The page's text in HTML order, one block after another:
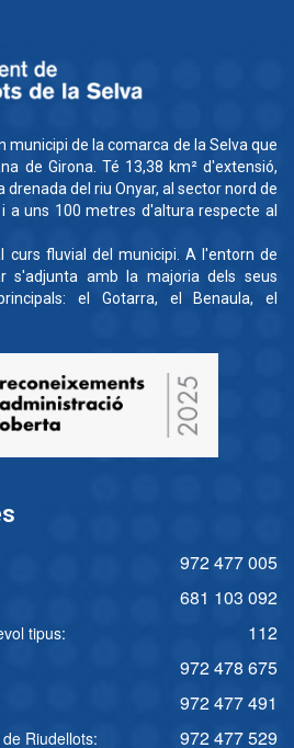
municipi de la comarca de la Selva que
de Girona. Té 13,38 km² d'extensió,
del riu Onyar, al sector nord de
a uns 100 metres d'altura respecte al
curs fluvial del municipi. A l'entorn de
s'adjunta amb la majoria dels seus
el Gotarra, el Benaula, el
972 477 005
681 103 092
tipus: 112
972 478 675
972 477 491
Riudellots: 972 477 529